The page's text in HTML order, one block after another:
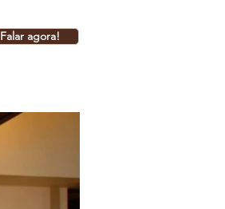
Falar agora!